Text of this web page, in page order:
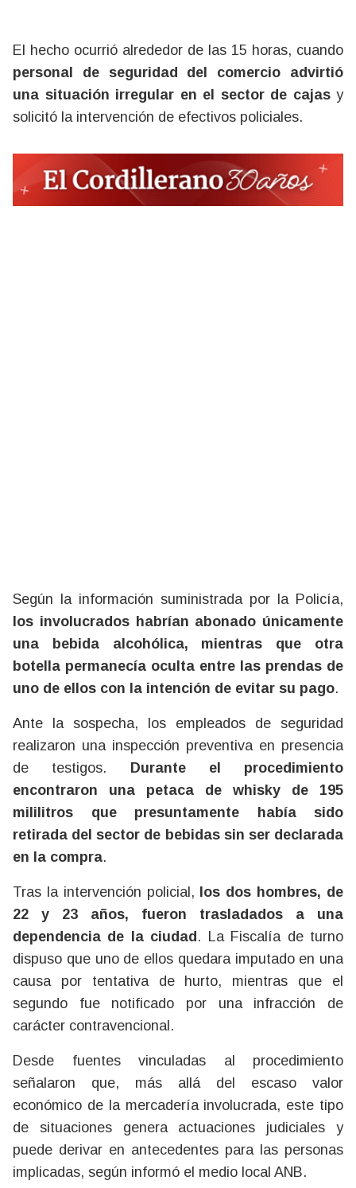
El hecho ocurrió alrededor de las 15 horas, cuando
personal de seguridad del comercio advirtió
una situación irregular en el sector de cajas y
solicitó la intervención de efectivos policiales.
Según la información suministrada por la Policía,
los involucrados habrían abonado únicamente
una bebida alcohólica, mientras que otra
botella permanecía oculta entre las prendas de
uno de ellos con la intención de evitar su pago.
Ante la sospecha, los empleados de seguridad
realizaron una inspección preventiva en presencia
de testigos. Durante el procedimiento
encontraron una petaca de whisky de 195
mililitros que presuntamente había sido
retirada del sector de bebidas sin ser declarada
en la compra.
Tras la intervención policial, los dos hombres, de
22 y 23 años, fueron trasladados a una
dependencia de la ciudad. La Fiscalía de turno
dispuso que uno de ellos quedara imputado en una
causa por tentativa de hurto, mientras que el
segundo fue notificado por una infracción de
carácter contravencional.
Desde fuentes vinculadas al procedimiento
señalaron que, más allá del escaso valor
económico de la mercadería involucrada, este tipo
de situaciones genera actuaciones judiciales y
puede derivar en antecedentes para las personas
implicadas, según informó el medio local ANB.